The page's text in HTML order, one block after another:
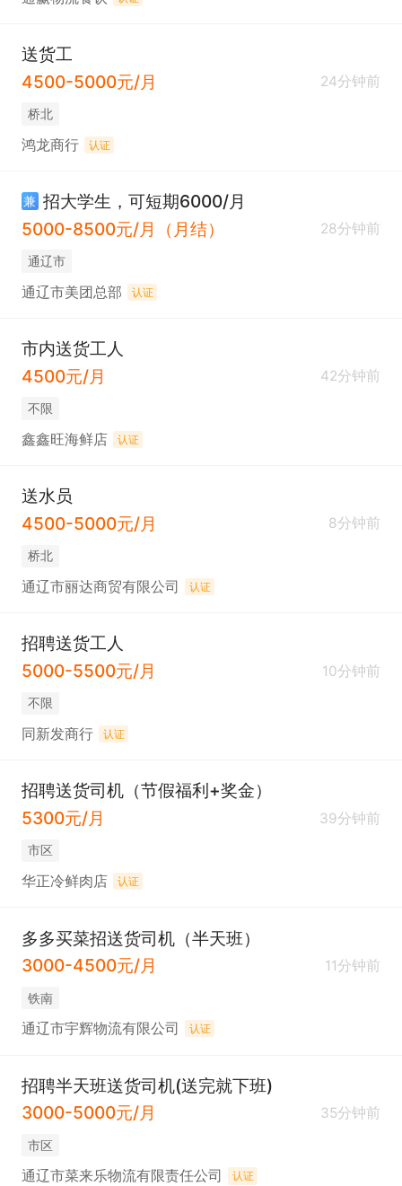
送货工
4500-5000元/月
24分钟前
桥北
鸿龙商行 认证
兼 招大学生，可短期6000/月
5000-8500元/月（月结）
28分钟前
通辽市
通辽市美团总部 认证
市内送货工人
4500元/月
42分钟前
不限
鑫鑫旺海鲜店 认证
送水员
4500-5000元/月
8分钟前
桥北
通辽市丽达商贸有限公司 认证
招聘送货工人
5000-5500元/月
10分钟前
不限
同新发商行 认证
招聘送货司机（节假福利+奖金）
5300元/月
39分钟前
市区
华正冷鲜肉店 认证
多多买菜招送货司机（半天班）
3000-4500元/月
11分钟前
铁南
通辽市宇辉物流有限公司 认证
招聘半天班送货司机(送完就下班)
3000-5000元/月
35分钟前
市区
通辽市菜来乐物流有限责任公司 认证